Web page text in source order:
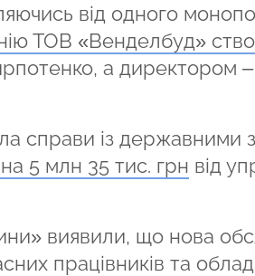
від одного
ТОВ «Венделбуд»
а директором
справи із державними
5 млн 35 тис. грн від
виявили, що нова
працівників та